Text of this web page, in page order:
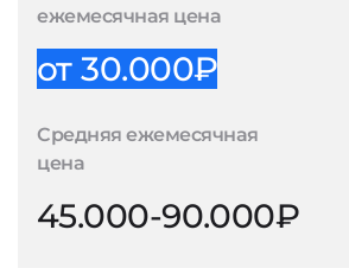
ежемесячная цена
от 30.000₽
Средняя ежемесячная
цена
45.000-90.000₽